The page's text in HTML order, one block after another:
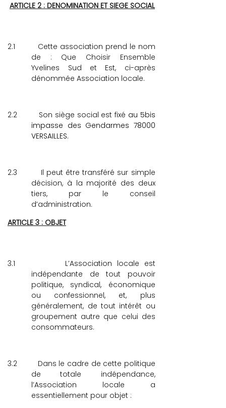
ARTICLE 2 : DENOMINATION ET SIEGE SOCIAL
2.1
Cette association prend le nom
de : Que Choisir Ensemble
Yvelines Sud et Est, ci-après
dénommée Association locale.
2.2 Son siège social est fixé au 5bis
impasse des Gendarmes 78000
VERSAILLES.
2.3
Il peut être transféré sur simple
décision, à la majorité des deux
tiers, par le conseil
d’administration.
ARTICLE 3 : OBJET
3.1
L’Association locale est
indépendante de tout pouvoir
politique, syndical, économique
ou confessionnel, et, plus
généralement, de tout intérêt ou
groupement autre que celui des
consommateurs.
3.2
Dans le cadre de cette politique
de totale indépendance,
l’Association locale a
essentiellement pour objet :